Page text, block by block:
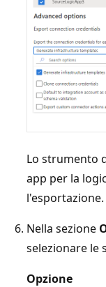
Lo strumento
app per la
l'esportazione.
Nella sezione
selezionare le
Opzione